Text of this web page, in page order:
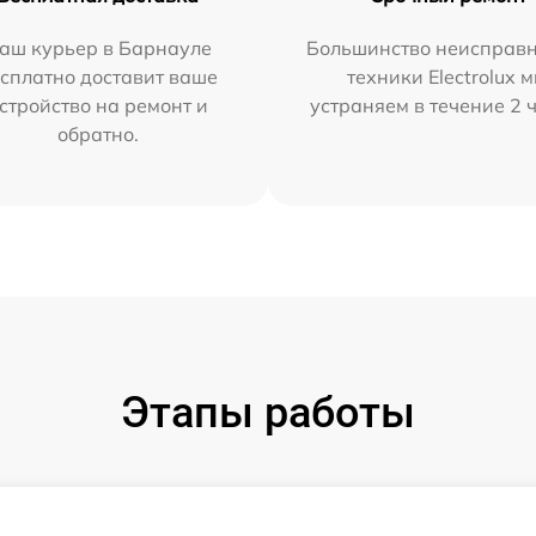
курьер в Барнауле
доставит ваше
на ремонт и
обратно.
Большинство
техники Electrolux
устраняем в течение 2
Этапы работы